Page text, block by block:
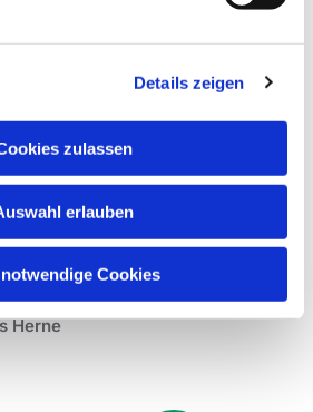
Details zeigen
zulassen
erlauben
Cookies
Herne